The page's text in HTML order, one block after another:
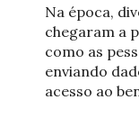
Na época,
chegaram a
como as
enviando
acesso ao